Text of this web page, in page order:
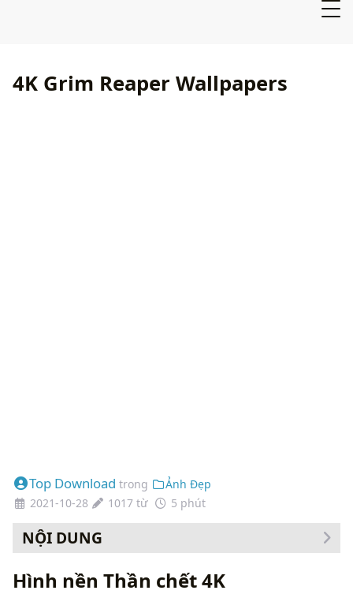
4K Grim Reaper Wallpapers
Top Download trong
Ảnh Đẹp
2021-10-28
1017 từ 5 phút
NỘI DUNG
Hình nền Thần chết 4K